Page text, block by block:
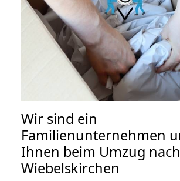
Wir sind ein
Familienunternehmen
Ihnen beim Umzug nach
Wiebelskirchen